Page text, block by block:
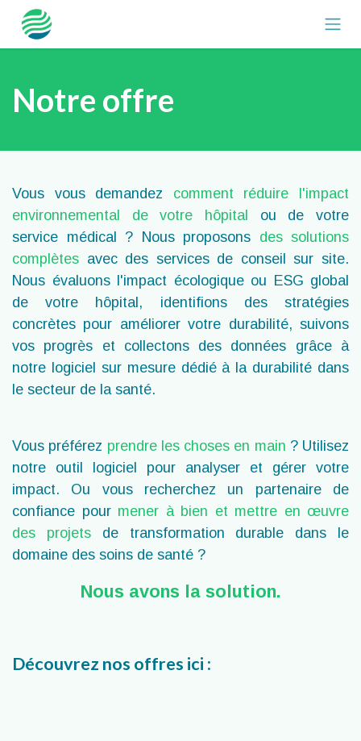
Se rendre au contenu
Notre offre
Vous vous demandez comment réduire l'impact
environnemental de votre hôpital
ou de votre
service médical ? Nous proposons des solutions
complètes avec des services de conseil sur site.
Nous évaluons l'impact écologique ou ESG global
de votre hôpital, identifions des stratégies
concrètes pour améliorer votre durabilité, suivons
vos progrès et collectons des données grâce à
notre logiciel sur mesure dédié à la durabilité dans
le secteur de la santé.
Vous préférez prendre les choses en main ? Utilisez
notre outil logiciel pour analyser et gérer votre
impact. Ou vous recherchez un partenaire de
confiance pour mener à bien et mettre en œuvre
des projetsde transformation durable dans le
domaine des soins de santé ?
Nous avons la solution.
Découvrez nos offres ici :